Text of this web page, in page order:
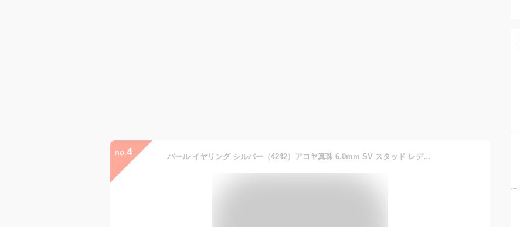
no. 4 パール イヤリング シルバー（4242）アコヤ真珠 6.0mm SV スタッド レディース ブライダル 結婚式 パーティー プレゼント 母の日 送料無料 あす楽